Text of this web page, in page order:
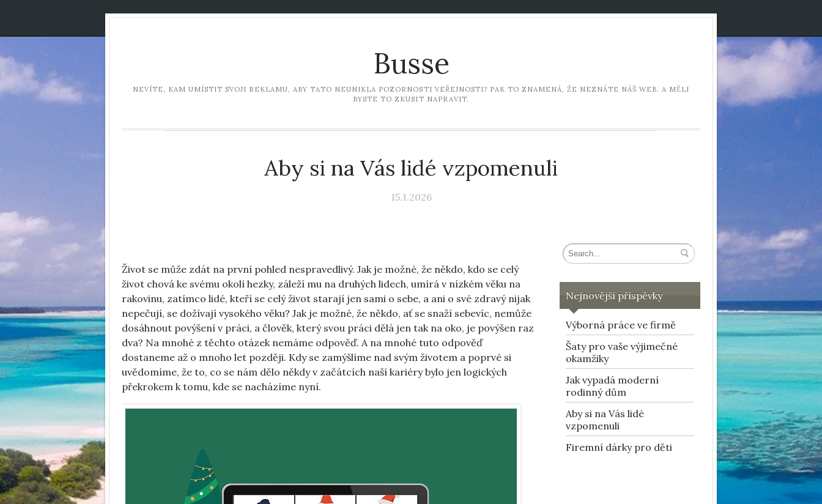
Busse
NEVÍTE, KAM UMÍSTIT SVOJI REKLAMU, ABY TATO NEUNIKLA POZORNOSTI VEŘEJNOSTI? PAK TO ZNAMENÁ, ŽE NEZNÁTE NÁŠ WEB. A MĚLI
BYSTE TO ZKUSIT NAPRAVIT.
Aby si na Vás lidé vzpomenuli
15.1.2026
Život se může zdát na první pohled nespravedlivý. Jak je možné, že někdo, kdo se celý
život chová ke svému okolí hezky, záleží mu na druhých lidech, umírá v nízkém věku na
rakovinu, zatímco lidé, kteří se celý život starají jen sami o sebe, a ani o své zdravý nijak
nepečují, se dožívají vysokého věku? Jak je možné, že někdo, ať se snaží sebevíc, nemůže
dosáhnout povýšení v práci, a člověk, který svou práci dělá jen tak na oko, je povýšen raz
dva? Na mnohé z těchto otázek nemáme odpověď. A na mnohé tuto odpověď
dostaneme až o mnoho let později. Kdy se zamýšlíme nad svým životem a poprvé si
uvědomíme, že to, co se nám dělo někdy v začátcích naší kariéry bylo jen logických
překrokem k tomu, kde se nacházíme nyní.
Nejnovější příspěvky
Výborná práce ve firmě
Šaty pro vaše výjimečné
okamžiky
Jak vypadá moderní
rodinný dům
Aby si na Vás lidé
vzpomenuli
Firemní dárky pro děti